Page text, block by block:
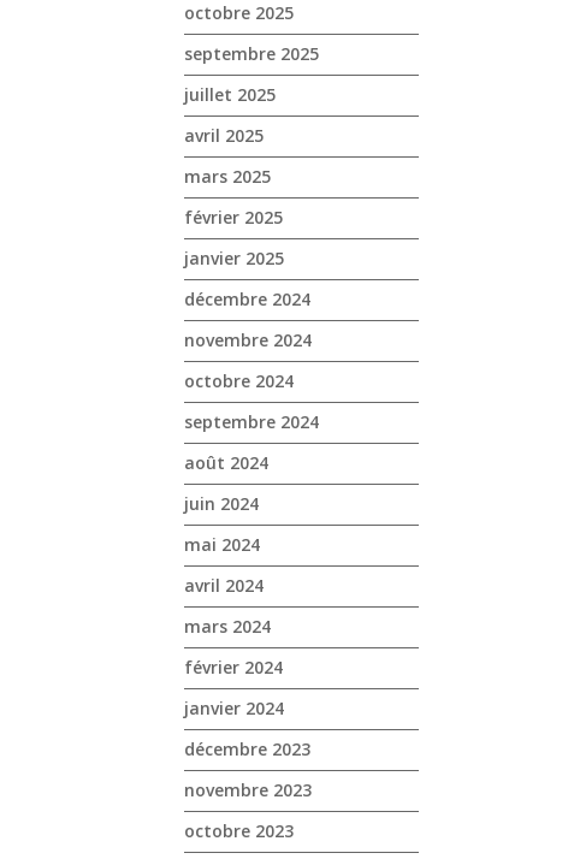
octobre 2025
septembre 2025
juillet 2025
avril 2025
mars 2025
février 2025
janvier 2025
décembre 2024
novembre 2024
octobre 2024
septembre 2024
août 2024
juin 2024
mai 2024
avril 2024
mars 2024
février 2024
janvier 2024
décembre 2023
novembre 2023
octobre 2023